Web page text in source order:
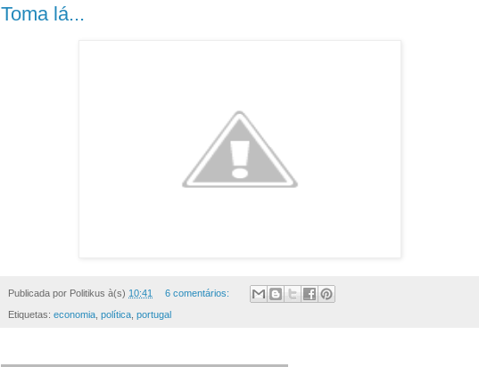
Toma lá...
Publicada por Politikus à(s) 10:41 6 comentários:
Etiquetas: economia política portugal